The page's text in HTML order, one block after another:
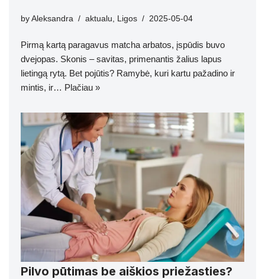
by Aleksandra aktualu Ligos 2025-05-04
Pirmą kartą paragavus matcha arbatos, įspūdis buvo
dvejopas. Skonis – savitas, primenantis žalius lapus
lietingą rytą. Bet pojūtis? Ramybė, kuri kartu pažadino ir
mintis, ir… Plačiau »
Pilvo pūtimas be aiškios priežasties?